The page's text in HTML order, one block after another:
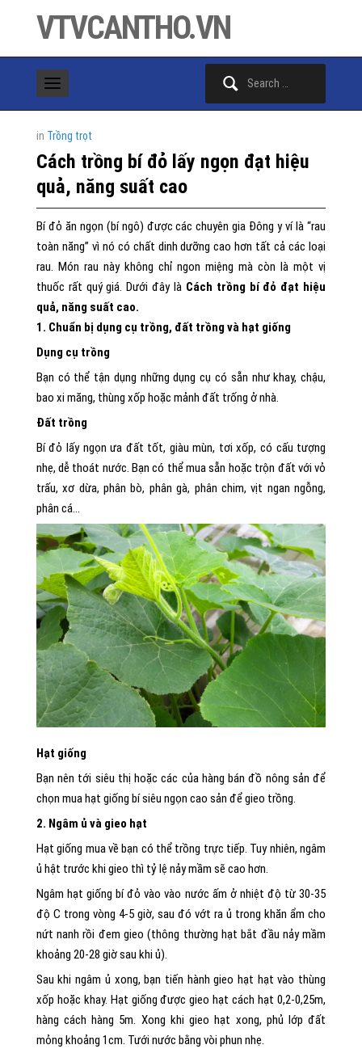
VTVCANTHO.VN
in Trồng trọt
Cách trồng bí đỏ lấy ngọn đạt hiệu
quả, năng suất cao
Bí đỏ ăn ngọn (bí ngô) được các chuyên gia Đông y ví là “rau
toàn năng” vì nó có chất dinh dưỡng cao hơn tất cả các loại
rau. Món rau này không chỉ ngon miệng mà còn là một vị
thuốc rất quý giá. Dưới đây là Cách trồng bí đỏ đạt hiệu
quả, năng suất cao.
1. Chuẩn bị dụng cụ trồng, đất trồng và hạt giống
Dụng cụ trồng
Bạn có thể tận dụng những dụng cụ có sẵn như khay, chậu,
bao xi măng, thùng xốp hoặc mảnh đất trống ở nhà.
Đất trồng
Bí đỏ lấy ngọn ưa đất tốt, giàu mùn, tơi xốp, có cấu tượng
nhẹ, dễ thoát nước. Bạn có thể mua sẵn hoặc trộn đất với vỏ
trấu, xơ dừa, phân bò, phân gà, phân chim, vịt ngan ngỗng,
phân cá…
Hạt giống
Bạn nên tới siêu thị hoặc các của hàng bán đồ nông sản để
chọn mua hạt giống bí siêu ngọn cao sản để gieo trồng.
2. Ngâm ủ và gieo hạt
Hạt giống mua về bạn có thể trồng trực tiếp. Tuy nhiên, ngâm
ủ hật trước khi gieo thì tỷ lệ nảy mầm sẽ cao hơn.
Ngâm hạt giống bí đỏ vào vào nước ấm ở nhiệt độ từ 30-35
độ C trong vòng 4-5 giờ, sau đó vớt ra ủ trong khăn ẩm cho
nứt nanh rồi đem gieo (thông thường hạt bắt đầu nảy mầm
khoảng 20-28 giờ sau khi ủ).
Sau khi ngâm ủ xong, bạn tiến hành gieo hạt hạt vào thùng
xốp hoặc khay. Hạt giống được gieo hạt cách hạt 0,2-0,25m,
hàng cách hàng 5m. Xong khi gieo hạt xong, phủ lớp đất
mỏng khoảng 1cm. Tưới nước bằng vòi phun nhẹ.